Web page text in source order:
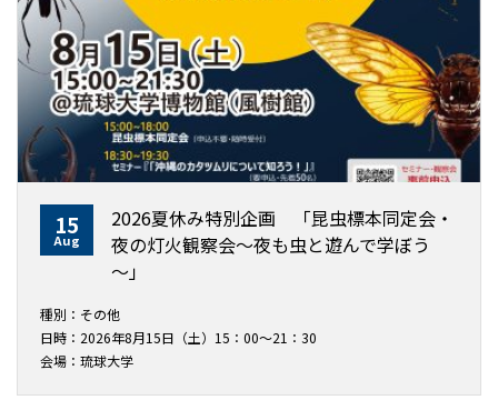
15
Aug
2026夏休み特別企画 「昆虫標本同定会・
夜の灯火観察会～夜も虫と遊んで学ぼう
～」
種別：その他
日時：2026年8月15日（土）15：00～21：30
会場：琉球大学